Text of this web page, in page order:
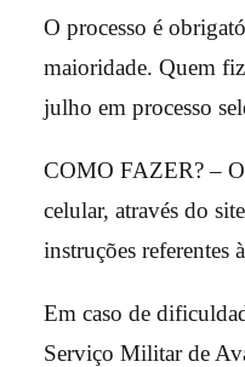
O processo é
maioridade. Quem
julho em processo
COMO FAZER? – O
celular, através do site
instruções referentes
Em caso de
Serviço Militar de